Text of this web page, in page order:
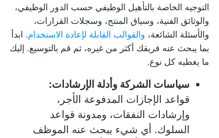
التوجيه الخاصة بالتأهيل الوظيفي حسب الدور الوظيفي،
والوثائق الفنية، وسياق المنتج، وسجلات القرارات،
والأسئلة الشائعة، والقوالب القابلة لإعادة الاستخدام. ابدأ
بما يبحث عنه فريقك أكثر من غيره، ثم قم بالتوسيع. إليك
ما يغطيه كل نوع.
سياسات الشركة وأدلة الإرشادات:
قواعد الإجازات المدفوعة الأجر،
وإرشادات النفقات، ومدونة قواعد
السلوك. أي شيء يبحث عنه الموظف